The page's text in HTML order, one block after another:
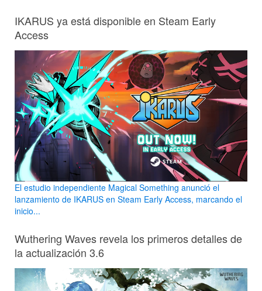
IKARUS ya está disponible en Steam Early
Access
El estudio independiente Magical Something anunció el
lanzamiento de IKARUS en Steam Early Access, marcando el
inicio...
Wuthering Waves revela los primeros detalles de
la actualización 3.6